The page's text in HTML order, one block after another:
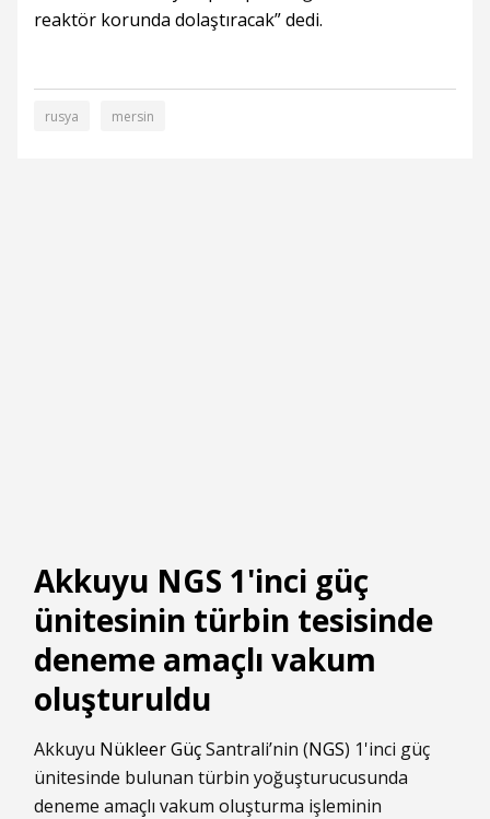
reaktör korunda dolaştıracak” dedi.
rusya mersin
Akkuyu NGS 1'inci güç
ünitesinin türbin tesisinde
deneme amaçlı vakum
oluşturuldu
Akkuyu NükleerGüçSantrali’nin (NGS) 1'inci güç
ünitesinde bulunan türbin yoğuşturucusunda
deneme amaçlı vakum oluşturma işleminin